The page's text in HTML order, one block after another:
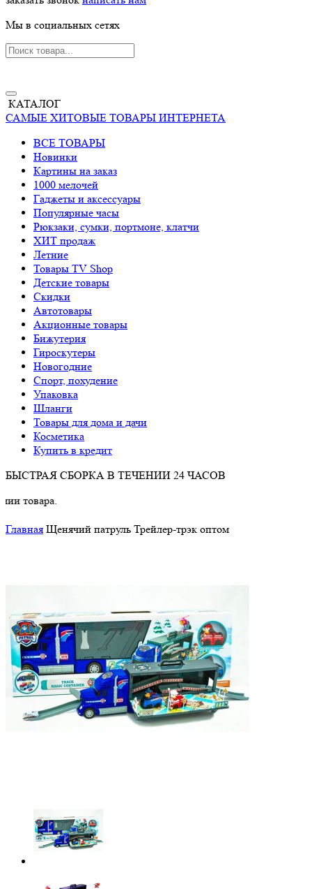
Мы в социальных сетях
КАТАЛОГ
САМЫЕ ХИТОВЫЕ ТОВАРЫ ИНТЕРНЕТА
ВСЕ ТОВАРЫ
Новинки
Картины на заказ
1000 мелочей
Гаджеты и аксессуары
Популярные часы
Рюкзаки, сумки, портмоне, клатчи
ХИТ продаж
Летние
Товары TV Shop
Детские товары
Cкидки
Автотовары
Акционные товары
Бижутерия
Гироскутеры
Новогодние
Спорт, похудение
Упаковка
Шланги
Товары для дома и дачи
Косметика
Купить в кредит
БЫСТРАЯ СБОРКА В ТЕЧЕНИИ 24 ЧАСОВ
Главная Щенячий патруль Трейлер-трэк оптом